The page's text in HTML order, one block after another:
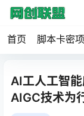
首页 脚本卡密
AI工人工智
AIGC技术为